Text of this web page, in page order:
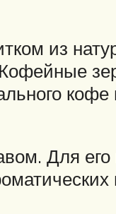
из
Для его